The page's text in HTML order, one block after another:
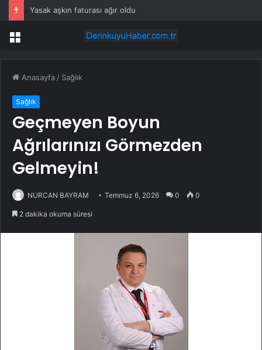
Yasak aşkın faturası ağır oldu
Menü
Anasayfa / Sağlık
Sağlık
Geçmeyen Boyun
Ağrılarınızı Görmezden
Gelmeyin!
NURCAN BAYRAM Temmuz 6, 2026 0 0
2 dakika okuma süresi